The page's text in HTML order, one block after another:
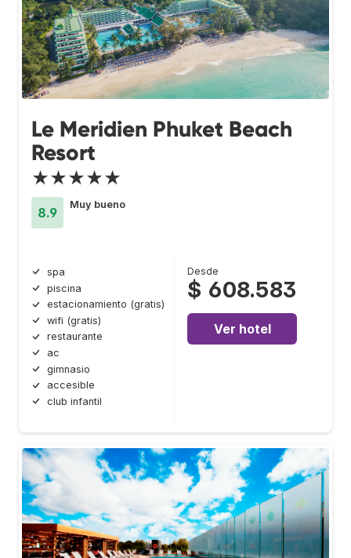
Le Meridien Phuket Beach
Resort
★★★★★
8.9
Muy bueno
spa
piscina
estacionamiento (gratis)
wifi (gratis)
restaurante
ac
gimnasio
accesible
club infantil
Desde
$ 608.583
Ver hotel